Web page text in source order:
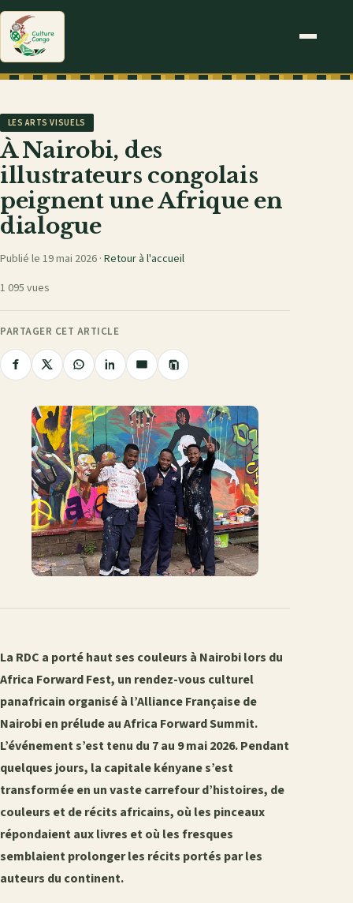
LES ARTS VISUELS
À Nairobi, des
illustrateurs congolais
peignent une Afrique en
dialogue
Publié le 19 mai 2026 · Retour à l'accueil
1 095 vues
PARTAGER CET ARTICLE
Partager
Facebook
Partager
X
Partager
WhatsApp
Partager
LinkedIn
Partager
e-
mail
Copier
le
La RDC a porté haut ses couleurs à Nairobi lors du
Africa Forward Fest, un rendez-vous culturel
panafricain organisé à l’Alliance Française de
Nairobi en prélude au Africa Forward Summit.
L’événement s’est tenu du 7 au 9 mai 2026. Pendant
quelques jours, la capitale kényane s’est
transformée en un vaste carrefour d’histoires, de
couleurs et de récits africains, où les pinceaux
répondaient aux livres et où les fresques
semblaient prolonger les récits portés par les
auteurs du continent.